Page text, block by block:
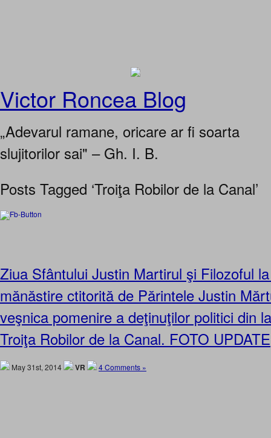
Victor Roncea Blog
„Adevarul ramane, oricare ar fi soarta
slujitorilor sai" – Gh. I. B.
Posts Tagged ‘Troiţa Robilor de la Canal’
Ziua Sfântului Justin Martirul şi Filozoful
mănăstire ctitorită de Părintele Justin
veşnica pomenire a deţinuţilor politici din
Troiţa Robilor de la Canal. FOTO UPDATE
May 31st, 2014 VR 4 Comments »